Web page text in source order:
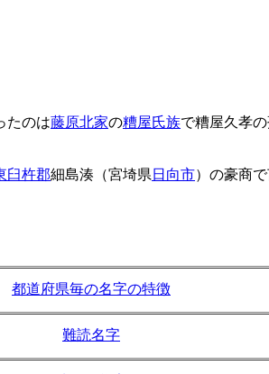
たのは藤原北家の糟屋氏族で糟屋久孝
臼杵郡細島湊（宮埼県 日向市）の豪商で
都道府県毎の名字の特徴
難読名字